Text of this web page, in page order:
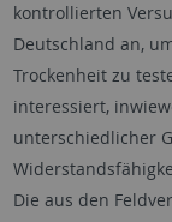
kontrollierten
Deutschland an,
Trockenheit zu
interessiert,
unterschiedlicher
Die aus den